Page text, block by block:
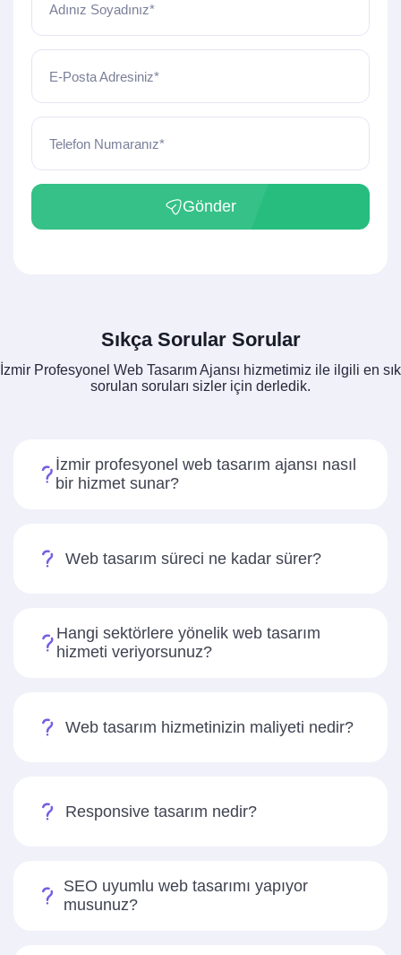
Adınız Soyadınız*
E-Posta Adresiniz*
Telefon Numaranız*
Gönder
Sıkça Sorular Sorular
İzmir Profesyonel Web Tasarım Ajansı hizmetimiz ile ilgili en sık
sorulan soruları sizler için derledik.
İzmir profesyonel web tasarım ajansı nasıl
bir hizmet sunar?
Web tasarım süreci ne kadar sürer?
Hangi sektörlere yönelik web tasarım
hizmeti veriyorsunuz?
Web tasarım hizmetinizin maliyeti nedir?
Responsive tasarım nedir?
SEO uyumlu web tasarımı yapıyor
musunuz?